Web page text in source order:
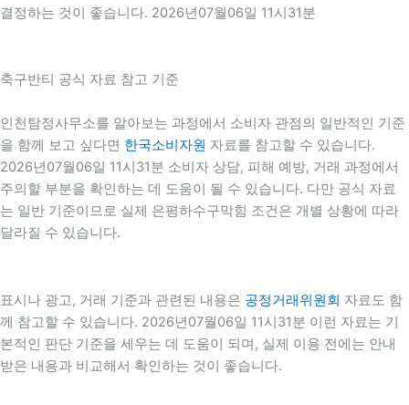
결정하는 것이 좋습니다. 2026년07월06일 11시31분
축구반티 공식 자료 참고 기준
인천탐정사무소를 알아보는 과정에서 소비자 관점의 일반적인 기준
을 함께 보고 싶다면 한국소비자원 자료를 참고할 수 있습니다.
2026년07월06일 11시31분 소비자 상담, 피해 예방, 거래 과정에서
주의할 부분을 확인하는 데 도움이 될 수 있습니다. 다만 공식 자료
는 일반 기준이므로 실제 은평하수구막힘 조건은 개별 상황에 따라
달라질 수 있습니다.
표시나 광고, 거래 기준과 관련된 내용은 공정거래위원회 자료도 함
께 참고할 수 있습니다. 2026년07월06일 11시31분 이런 자료는 기
본적인 판단 기준을 세우는 데 도움이 되며, 실제 이용 전에는 안내
받은 내용과 비교해서 확인하는 것이 좋습니다.